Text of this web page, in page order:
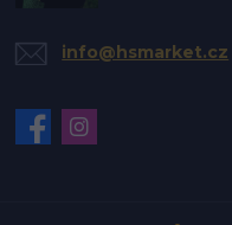
info@hsmarket.cz